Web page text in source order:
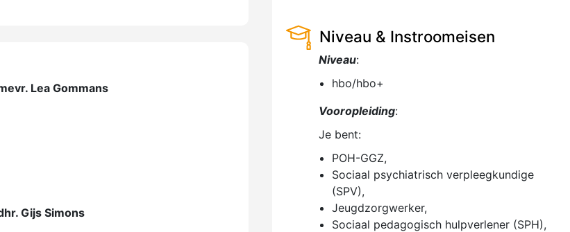
Lea Gommans
Gijs Simons
Niveau & Instroomeisen
Niveau:
hbo/hbo+
Vooropleiding:
Je bent:
POH-GGZ,
Sociaal psychiatrisch verpleegkundige
(SPV),
Jeugdzorgwerker,
Sociaal pedagogisch hulpverlener (SPH),